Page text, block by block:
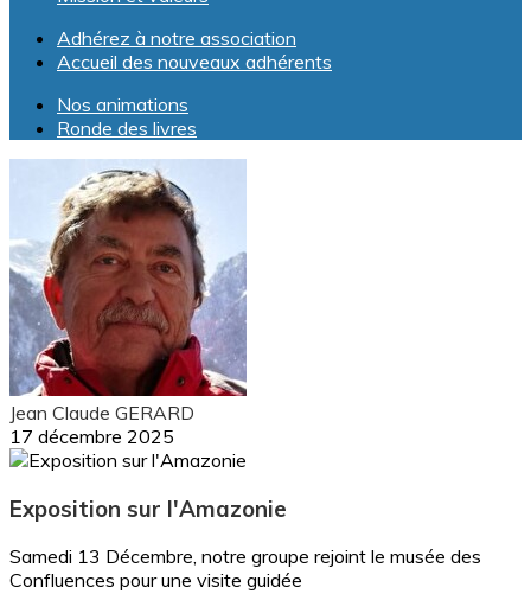
Adhérez à notre association
Accueil des nouveaux adhérents
Nos animations
Ronde des livres
Jean Claude GERARD
17 décembre 2025
Exposition sur l'Amazonie
Samedi 13 Décembre, notre groupe rejoint le musée des
Confluences pour une visite guidée